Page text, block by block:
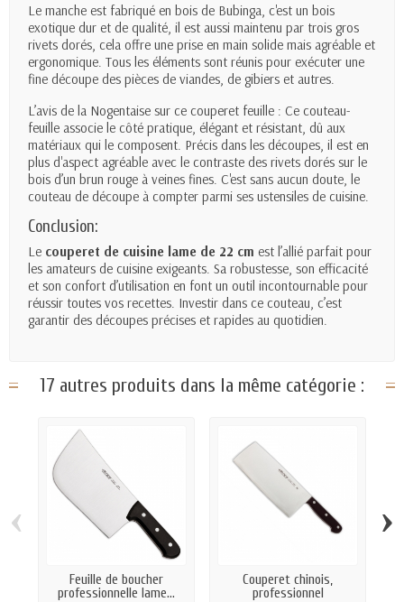
Le manche est fabriqué en bois de Bubinga, c'est un bois
exotique dur et de qualité, il est aussi maintenu par trois gros
rivets dorés, cela offre une prise en main solide mais agréable et
ergonomique. Tous les éléments sont réunis pour exécuter une
fine découpe des pièces de viandes, de gibiers et autres.
L’avis de la Nogentaise sur ce couperet feuille : Ce couteau-
feuille associe le côté pratique, élégant et résistant, dû aux
matériaux qui le composent. Précis dans les découpes, il est en
plus d'aspect agréable avec le contraste des rivets dorés sur le
bois d’un brun rouge à veines fines. C'est sans aucun doute, le
couteau de découpe à compter parmi ses ustensiles de cuisine.
Conclusion:
Le couperet de cuisine lame de 22 cm est l’allié parfait pour
les amateurs de cuisine exigeants. Sa robustesse, son efficacité
et son confort d’utilisation en font un outil incontournable pour
réussir toutes vos recettes. Investir dans ce couteau, c’est
garantir des découpes précises et rapides au quotidien.
17 autres produits dans la même catégorie :
Feuille de boucher
professionnelle lame...
Couperet chinois,
professionnel
‹ ›